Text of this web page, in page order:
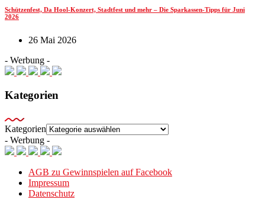
Schützenfest, Da Hool-Konzert, Stadtfest und mehr – Die Sparkassen-Tipps für Juni
2026
26 Mai 2026
- Werbung -
Kategorien
Kategorien
- Werbung -
AGB zu Gewinnspielen auf Facebook
Impressum
Datenschutz